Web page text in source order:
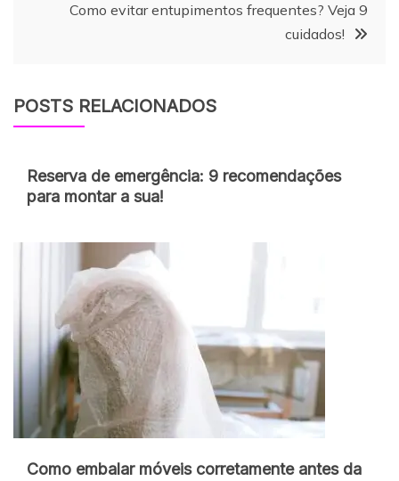
Como evitar entupimentos frequentes? Veja 9
cuidados!
POSTS RELACIONADOS
Reserva de emergência: 9 recomendações
para montar a sua!
Como embalar móveis corretamente antes da